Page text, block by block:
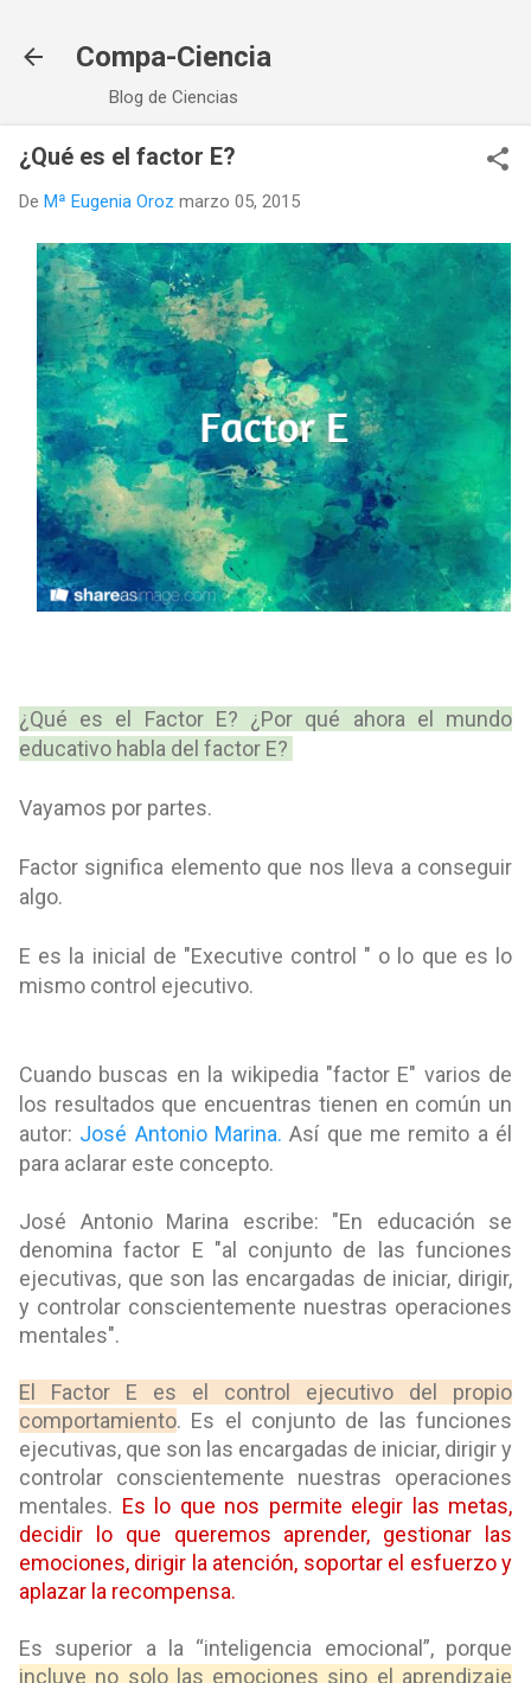
Compa-Ciencia
Blog de Ciencias
¿Qué es el factor E?
De Mª Eugenia Oroz marzo 05, 2015
¿Qué es el Factor E? ¿Por qué ahora el mundo
educativo habla del factor E?
Vayamos por partes.
Factor significa elemento que nos lleva a conseguir
algo.
E es la inicial de "Executive control " o lo que es lo
mismo control ejecutivo.
Cuando buscas en la wikipedia "factor E" varios de
los resultados que encuentras tienen en común un
autor: José Antonio Marina. Así que me remito a él
para aclarar este concepto.
José Antonio Marina escribe: "En educación se
denomina factor E "al conjunto de las funciones
ejecutivas, que son las encargadas de iniciar, dirigir,
y controlar conscientemente nuestras operaciones
mentales".
El Factor E es el control ejecutivo del propio
comportamiento. Es el conjunto de las funciones
ejecutivas, que son las encargadas de iniciar, dirigir y
controlar conscientemente nuestras operaciones
mentales. Es lo que nos permite elegir las metas,
decidir lo que queremos aprender, gestionar las
emociones, dirigir la atención, soportar el esfuerzo y
aplazar la recompensa.
Es superior a la “inteligencia emocional”, porque
incluye no solo las emociones sino el aprendizaje